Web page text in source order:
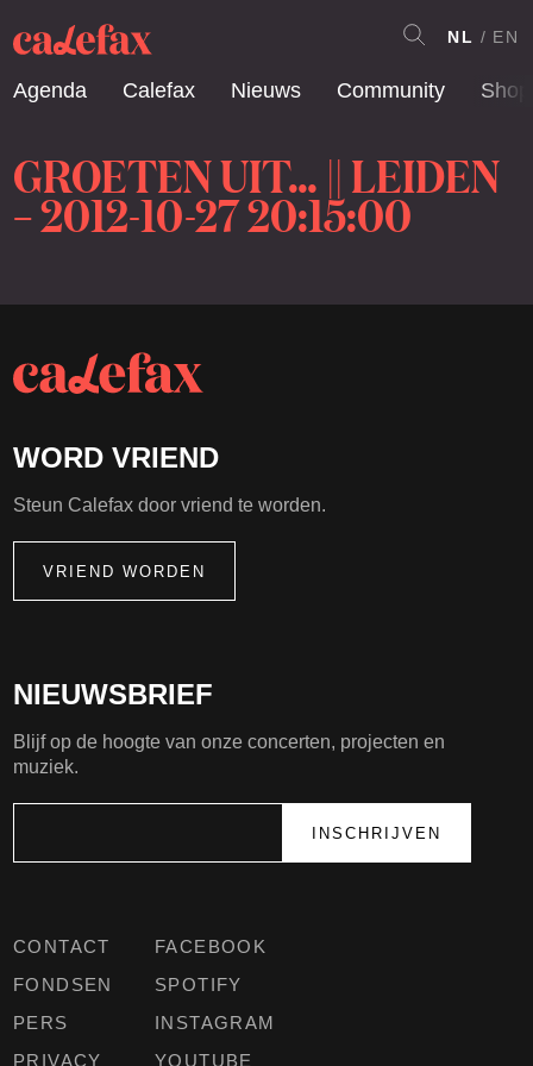
Agenda Calefax Nieuws Community Shop
NL EN
GROETEN UIT… || LEIDEN
– 2012-10-27 20:15:00
CONTACT
FONDSEN
PERS
PRIVACY
FACEBOOK
SPOTIFY
INSTAGRAM
YOUTUBE
NIEUWSBRIEF
Blijf op de hoogte van onze concerten, projecten en
muziek.
WORD VRIEND
Steun Calefax door vriend te worden.
VRIEND WORDEN